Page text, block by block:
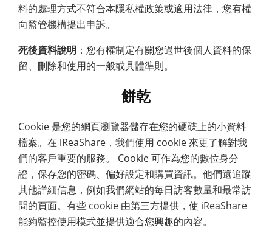
料的處理方式不符合本隱私權政策或適用法律，您有權
向監管機構提出申訴。
死後資料說明 ：您有權制定有關您過世後個人資料的保
留、刪除和使用的一般或具體準則。
餅乾
Cookie 是您的網頁瀏覽器儲存在您的硬碟上的小資料
檔案。在 iReaShare，我們使用 cookie 來更了解對我
們的客戶重要的服務。 Cookie 可作為您的數位身分
證，保存您的密碼、偏好設定和購買資訊。他們還追蹤
其他詳細信息，例如我們網站的每日訪客數量和最常訪
問的頁面。有些 cookie 由第三方提供，使 iReaShare
能夠監控使用模式並提供適合您興趣的內容。